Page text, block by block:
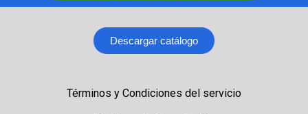
Descargar catálogo
Términos y Condiciones del servicio